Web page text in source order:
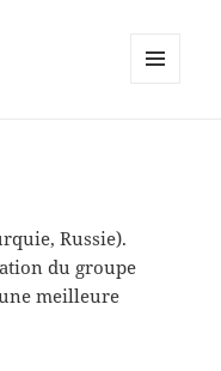
Russie).
du groupe
meilleure